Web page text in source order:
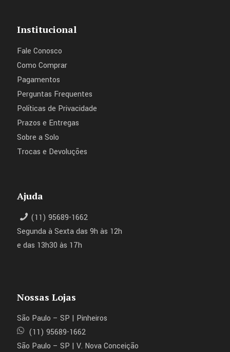
Institucional
Fale Conosco
Como Comprar
Pagamentos
Perguntas Frequentes
Políticas de Privacidade
Prazos e Entregas
Sobre a Solo
Trocas e Devoluções
Ajuda
(11) 95689-1662
Segunda à Sexta das 9h às 12h
e das 13h30 às 17h
Nossas Lojas
São Paulo – SP | Pinheiros
(11) 95689-1662
São Paulo – SP | V. Nova Conceição